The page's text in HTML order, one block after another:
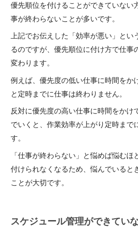
優先順位を付けることができていない
事が終わらないことが多いです。
上記でお伝えした「効率が悪い」とい
るのですが、優先順位に付け方で仕事
変わります。
例えば、優先度の低い仕事に時間をか
と定時までに仕事は終わりません。
反対に優先度の高い仕事に時間をかけ
でいくと、作業効率が上がり定時まで
す。
「仕事が終わらない」と悩めば悩むほ
付けられなくなるため、悩んでいると
ことが大切です。
スケジュール管理ができてい